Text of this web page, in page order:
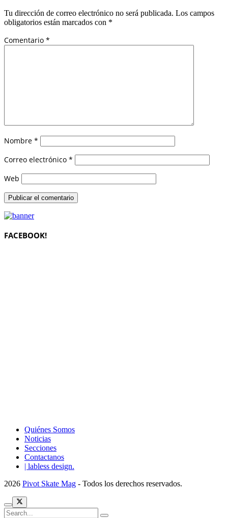
Tu dirección de correo electrónico no será publicada. Los campos
obligatorios están marcados con *
Comentario *
Nombre *
Correo electrónico *
Web
FACEBOOK!
Quiénes Somos
Noticias
Secciones
Contactanos
| labless design.
2026 Pivot Skate Mag - Todos los derechos reservados.